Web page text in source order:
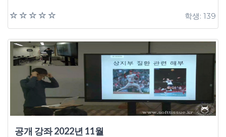
학생: 139
공개 강좌 2022년 11월